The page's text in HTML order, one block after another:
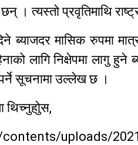
छन् । त्यस्तो प्रवृतिमाथि
ब्याजदर मासिक रुपमा
लागि निक्षेपमा लागु हुने
सूचनामा उल्लेख छ ।
थिच्नुहोुस,
uploads/